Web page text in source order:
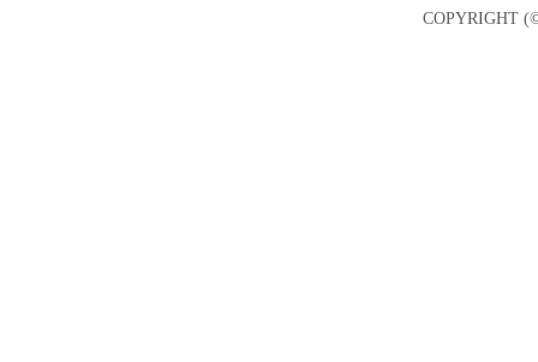
COPYRIGHT